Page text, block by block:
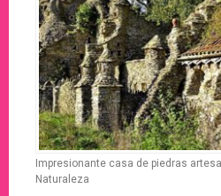
Impresionante casa de piedras
Naturaleza